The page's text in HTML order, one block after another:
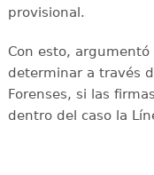
provisional.
Con esto,
determinar a través
Forenses, si las
dentro del caso la